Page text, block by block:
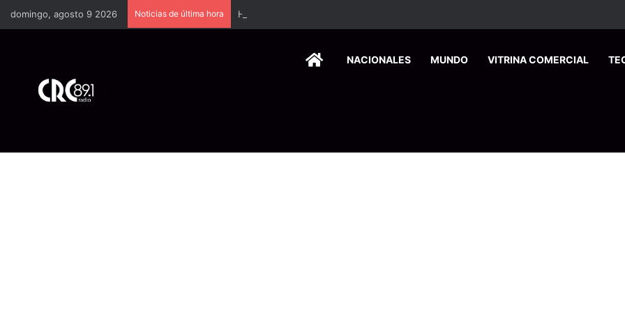
domingo, agosto 9 2026 Noticias de última hora Hombres encapuchados ingresan a hospital de Nicoya y matan a paciente a balazos
HOMENACIONALES MUNDO VITRINA COMERCIAL